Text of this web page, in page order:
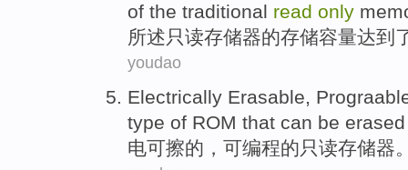
of the traditional read only
所述只读存储器的存储容量达到
youdao
Electrically Erasable,
type of ROM that can be erased
电可擦的， 可编程的只读存储器